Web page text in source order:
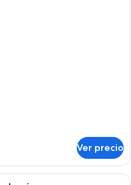
Ver precio
dormitorio con una cama